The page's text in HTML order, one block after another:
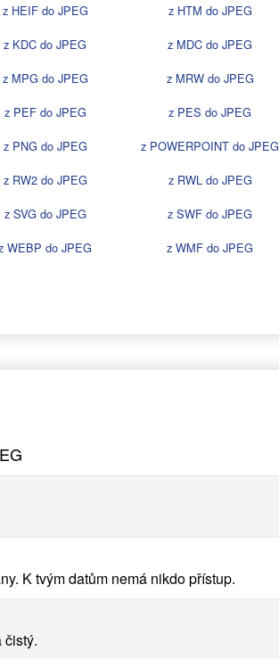
z HEIF do JPEG
z HTM do JPEG
z KDC do JPEG
z MDC do JPEG
z MPG do JPEG
z MRW do JPEG
z PEF do JPEG
z PES do JPEG
z PNG do JPEG
z POWERPOINT do JPEG
z RW2 do JPEG
z RWL do JPEG
z SVG do JPEG
z SWF do JPEG
WEBP do JPEG
z WMF do JPEG
K tvým datům nemá nikdo přístup.
čistý.